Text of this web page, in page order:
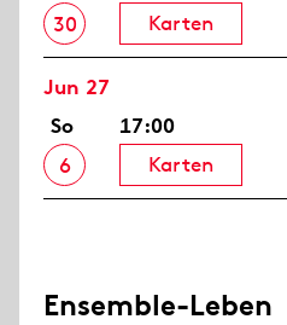
30
Karten
Jun 27
So
6
17:00
Karten
Ensemble-Leben